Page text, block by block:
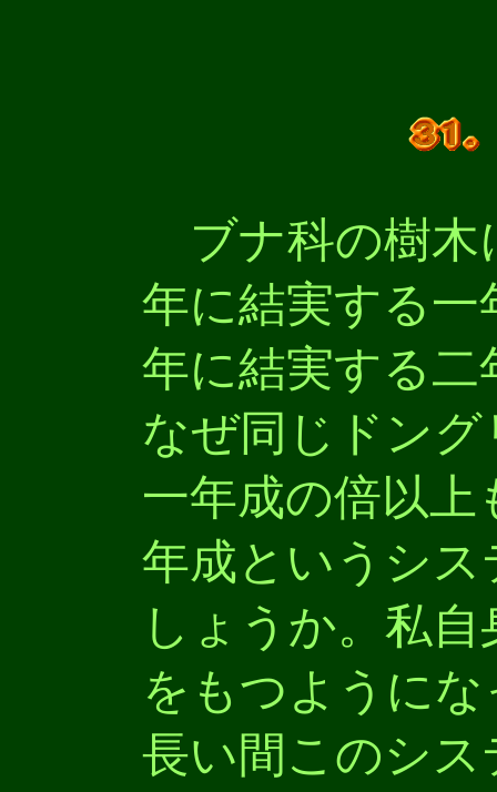
ブナ科の樹木
年に結実する一
年に結実する
なぜ同じドン
一年成の倍以
年成というシ
しょうか。私
をもつように
長い間このシ